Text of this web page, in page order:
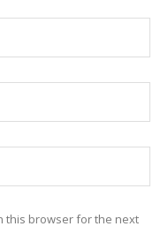
this browser for the next